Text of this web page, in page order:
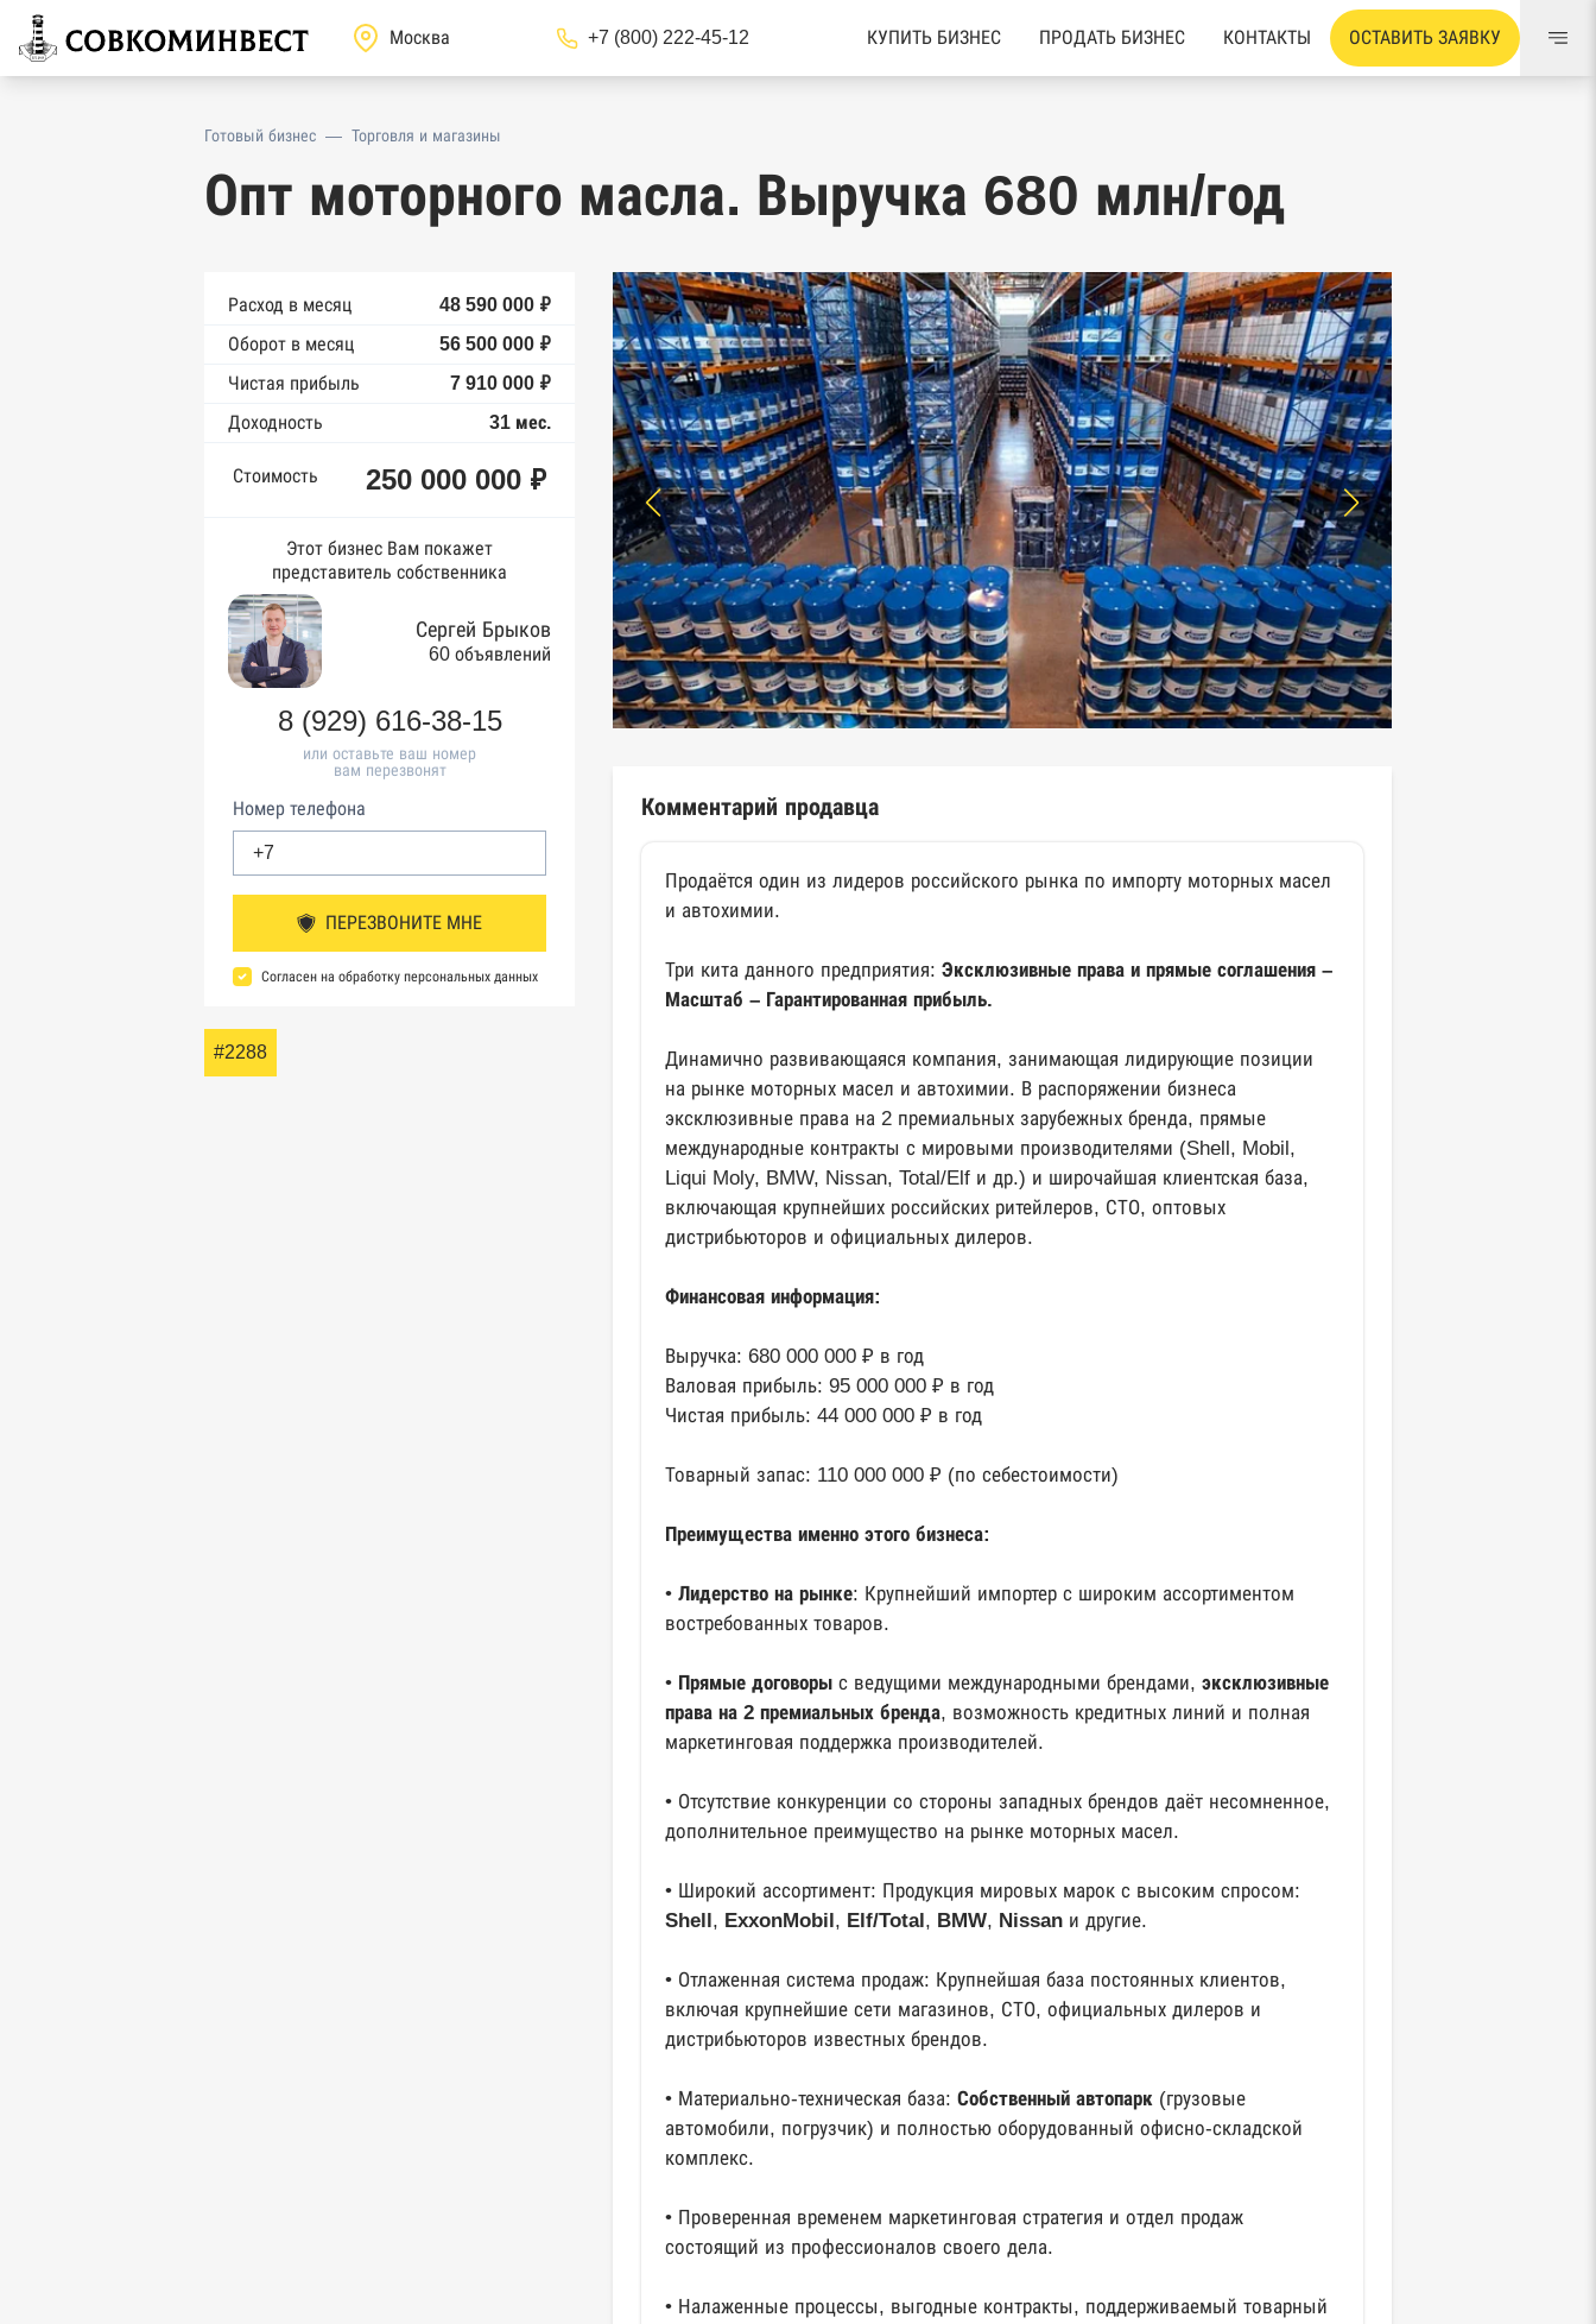
+7 (800) 222-45-12 КУПИТЬ БИЗНЕС ПРОДАТЬ БИЗНЕС КОНТАКТЫ ОСТАВИТЬ ЗАЯВКУ
Готовый бизнес — Торговля и магазины
Опт моторного масла. Выручка 680 млн/год
Расход в месяц
48 590 000 ₽
Оборот в месяц
56 500 000 ₽
Чистая прибыль
7 910 000 ₽
Доходность
31 мес.
Стоимость 250 000 000 ₽
Этот бизнес Вам покажет
представитель собственника
Сергей Брыков
60 объявлений
8 (929) 616-38-15
или оставьте ваш номер
вам перезвонят
Номер телефона
ПЕРЕЗВОНИТЕ МНЕ
Согласен на обработку персональных данных
#2288
Комментарий продавца
Продаётся один из лидеров российского рынка по импорту моторных масел
и автохимии.
Три кита данного предприятия: Эксклюзивные права и прямые соглашения –
Масштаб – Гарантированная прибыль.
Динамично развивающаяся компания, занимающая лидирующие позиции
на рынке моторных масел и автохимии. В распоряжении бизнеса
эксклюзивные права на 2 премиальных зарубежных бренда, прямые
международные контракты с мировыми производителями (Shell, Mobil,
Liqui Moly, BMW, Nissan, Total/Elf и др.) и широчайшая клиентская база,
включающая крупнейших российских ритейлеров, СТО, оптовых
дистрибьюторов и официальных дилеров.
Финансовая информация:
Выручка: 680 000 000 ₽ в год
Валовая прибыль: 95 000 000 ₽ в год
Чистая прибыль: 44 000 000 ₽ в год
Товарный запас: 110 000 000 ₽ (по себестоимости)
Преимущества именно этого бизнеса:
• Лидерство на рынке: Крупнейший импортер с широким ассортиментом
востребованных товаров.
• Прямые договоры с ведущими международными брендами, эксклюзивные
права на 2 премиальных бренда, возможность кредитных линий и полная
маркетинговая поддержка производителей.
• Отсутствие конкуренции со стороны западных брендов даёт несомненное,
дополнительное преимущество на рынке моторных масел.
• Широкий ассортимент: Продукция мировых марок с высоким спросом:
Shell, ExxonMobil, Elf/Total, BMW, Nissan и другие.
• Отлаженная система продаж: Крупнейшая база постоянных клиентов,
включая крупнейшие сети магазинов, СТО, официальных дилеров и
дистрибьюторов известных брендов.
• Материально-техническая база: Собственный автопарк (грузовые
автомобили, погрузчик) и полностью оборудованный офисно-складской
комплекс.
• Проверенная временем маркетинговая стратегия и отдел продаж
состоящий из профессионалов своего дела.
• Налаженные процессы, выгодные контракты, поддерживаемый товарный